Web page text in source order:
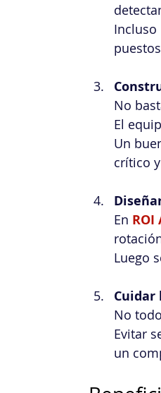
Incluso
No
El
Un
crítico
En ROI
Luego
Cuidar
No
Evitar
un